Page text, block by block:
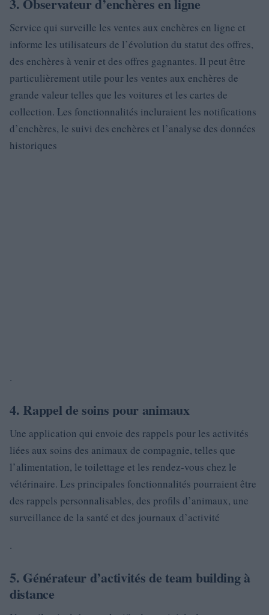
3. Observateur d’enchères en ligne
Service qui surveille les ventes aux enchères en ligne et
informe les utilisateurs de l’évolution du statut des offres,
des enchères à venir et des offres gagnantes. Il peut être
particulièrement utile pour les ventes aux enchères de
grande valeur telles que les voitures et les cartes de
collection. Les fonctionnalités incluraient les notifications
d’enchères, le suivi des enchères et l’analyse des données
historiques
.
4. Rappel de soins pour animaux
Une application qui envoie des rappels pour les activités
liées aux soins des animaux de compagnie, telles que
l’alimentation, le toilettage et les rendez-vous chez le
vétérinaire. Les principales fonctionnalités pourraient être
des rappels personnalisables, des profils d’animaux, une
surveillance de la santé et des journaux d’activité
.
5. Générateur d’activités de team building à
distance